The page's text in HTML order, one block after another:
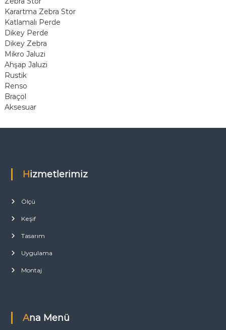
Karartma Zebra Stor
Katlamalı Perde
Dikey Perde
Dikey Zebra
Mikro Jaluzi
Ahşap Jaluzi
Rustik
Renso
Braçol
Aksesuar
Hizmetlerimiz
Ölçü
Keşif
Tasarım
Uygulama
Montaj
Ana Menü